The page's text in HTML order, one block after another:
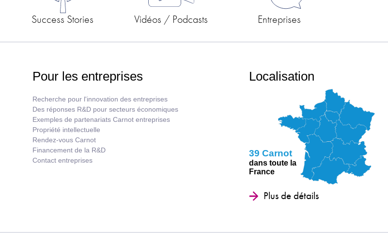
Success Stories Vidéos / Podcasts Entreprises
Pour les entreprises
Recherche pour l'innovation des entreprises
Des réponses R&D pour secteurs économiques
Exemples de partenariats Carnot entreprises
Propriété intellectuelle
Rendez-vous Carnot
Financement de la R&D
Contact entreprises
Localisation
39 Carnot
dans toute la
France
Plus de détails